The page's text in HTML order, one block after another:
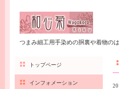
つまみ細工用手染めの胴裏や着物の
トップページ
インフォメーション